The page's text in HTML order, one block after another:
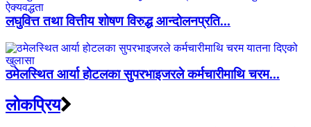
लघुवित्त तथा वित्तीय शोषण विरुद्ध आन्दोलनप्रति...
ठमेलस्थित आर्या होटलका सुपरभाइजरले कर्मचारीमाथि चरम...
लाेकप्रिय